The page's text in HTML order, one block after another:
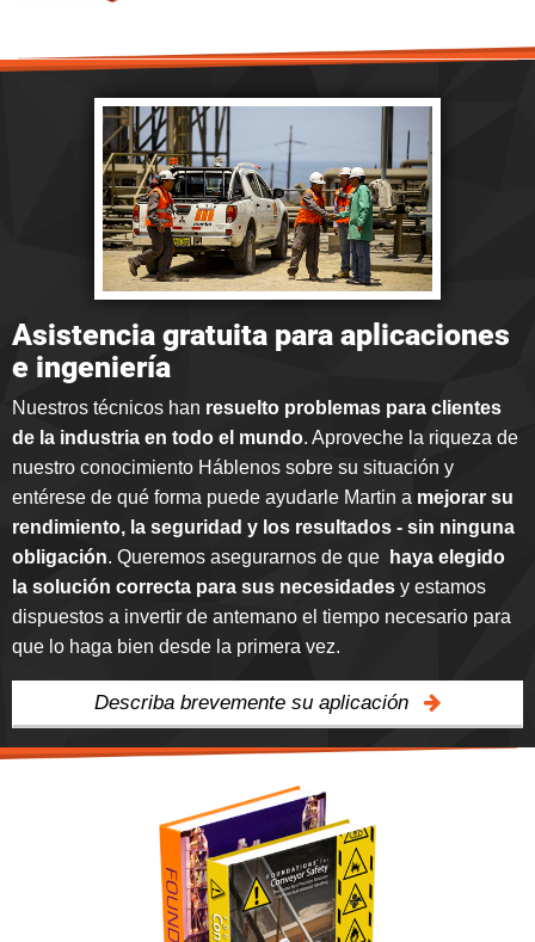
Asistencia gratuita para aplicaciones
e ingeniería
Nuestros técnicos han resuelto problemas para clientes
de la industria en todo el mundo. Aproveche la riqueza de
nuestro conocimiento Háblenos sobre su situación y
entérese de qué forma puede ayudarle Martin a mejorar su
rendimiento, la seguridad y los resultados - sin ninguna
obligación. Queremos asegurarnos de que
haya elegido
la solución correcta para sus necesidades y estamos
dispuestos a invertir de antemano el tiempo necesario para
que lo haga bien desde la primera vez.
Describa brevemente su aplicación